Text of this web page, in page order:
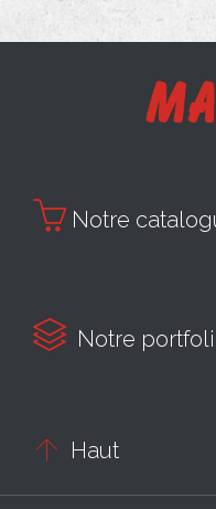
 Notre
 Notre
 Haut